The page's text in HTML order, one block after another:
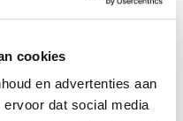
cookies
en advertenties aan
dat social media
hierbij in een
(2016–2021).